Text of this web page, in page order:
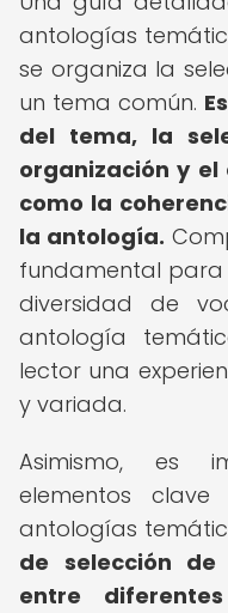
antologías
se organiza la
un tema común.
del tema, la
organización y el
como la
la antología.
fundamental
diversidad de
antología
lector una
y variada.
Asimismo, es
elementos
antologías
de selección
entre